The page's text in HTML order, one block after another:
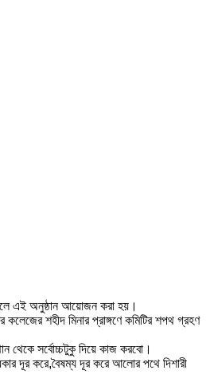
এই অনুষ্ঠান আয়োজন করা হয়।
শহীদ মিনার প্রাঙ্গণে কমিটির শপথ গ্রহণ
থেকে সর্বোচ্চটুকু দিয়ে কাজ করবো।
দূর করে,বৈষম্য দূর করে আলোর পথে দিশারী